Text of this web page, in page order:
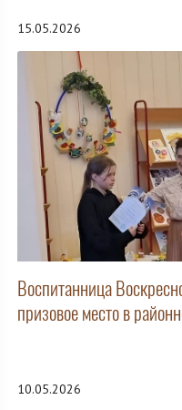
15.05.2026
Воспитанница
призовое место в
10.05.2026